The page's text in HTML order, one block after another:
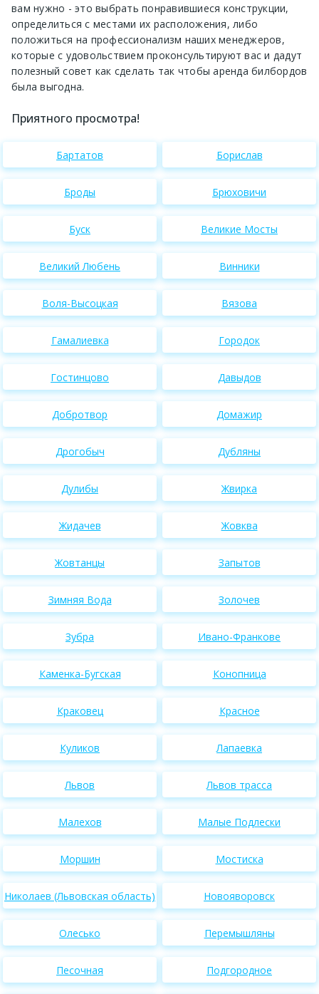
вам нужно - это выбрать понравившиеся конструкции,
определиться с местами их расположения, либо
положиться на профессионализм наших менеджеров,
которые с удовольствием проконсультируют вас и дадут
полезный совет как сделать так чтобы аренда билбордов
была выгодна.
Приятного просмотра!
Бартатов Борислав
Броды Брюховичи
Буск Великие Мосты
Великий Любень Винники
Воля-Высоцкая Вязова
Гамалиевка Городок
Гостинцово Давыдов
Добротвор Домажир
Дрогобыч Дубляны
Дулибы Жвирка
Жидачев Жовква
Жовтанцы Запытов
Зимняя Вода Золочев
Зубра Ивано-Франкове
Каменка-Бугская Конопница
Краковец Красное
Куликов Лапаевка
Львов Львов трасса
Малехов Малые Подлески
Моршин Мостиска
Николаев (Львовская область) Новояворовск
Олесько Перемышляны
Песочная Подгородное